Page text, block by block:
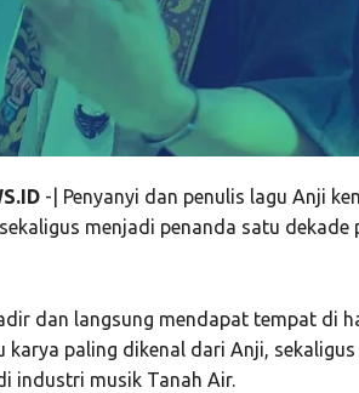
-| Penyanyi dan penulis lagu Anji
menjadi penanda satu dekade
dan langsung mendapat tempat di
karya paling dikenal dari Anji,
industri musik Tanah Air.